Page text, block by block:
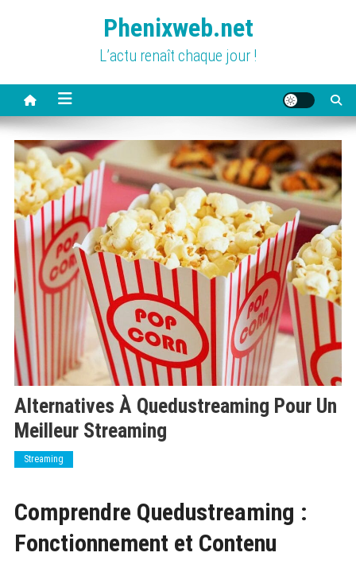
Phenixweb.net
L’actu renaît chaque jour !
Alternatives À Quedustreaming Pour Un
Meilleur Streaming
Streaming
Comprendre Quedustreaming :
Fonctionnement et Contenu